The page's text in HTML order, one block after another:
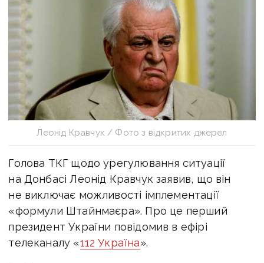
Леонід Кравчук / Фото з відкритих джерел
Голова ТКГ щодо урегулювання ситуації
на Донбасі Леонід Кравчук заявив, що він
не виключає можливості імплементації
«формули Штайнмаєра». Про це перший
президент України повідомив в ефірі
телеканалу «112 Україна».